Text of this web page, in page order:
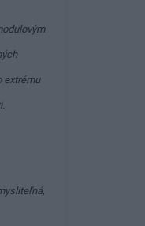
extrému